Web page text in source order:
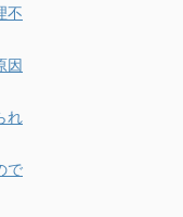
不
因
れ
で